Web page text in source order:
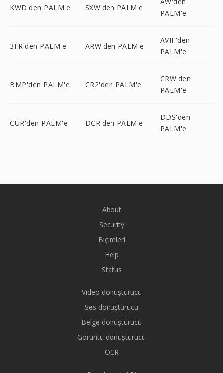
KWD'den PALM'e SXW'den PALM'e
PALM'e
3FR'den PALM'e ARW'den PALM'e
AVIF'den
PALM'e
BMP'den PALM'e CR2'den PALM'e
CRW'den
PALM'e
CUR'den PALM'e DCR'den PALM'e
DDS'den
PALM'e
About
Security
Biçimleri
Help
Status
Video dönüştürücü
Ses dönüştürücü
Belge dönüştürücü
Görüntü dönüştürücü
OCR